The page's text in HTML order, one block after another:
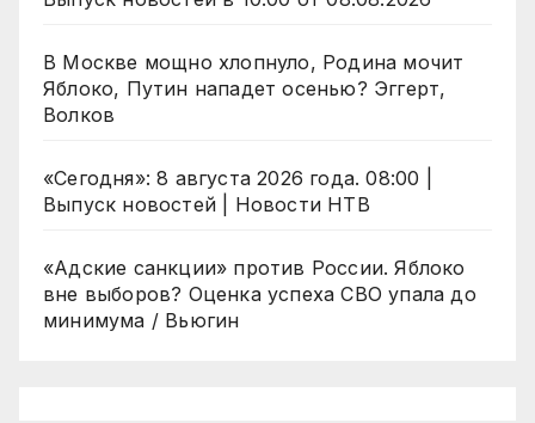
В Москве мощно хлопнуло, Родина мочит
Яблоко, Путин нападет осенью? Эггерт,
Волков
«Сегодня»: 8 августа 2026 года. 08:00 |
Выпуск новостей | Новости НТВ
«Адские санкции» против России. Яблоко
вне выборов? Оценка успеха СВО упала до
минимума / Вьюгин